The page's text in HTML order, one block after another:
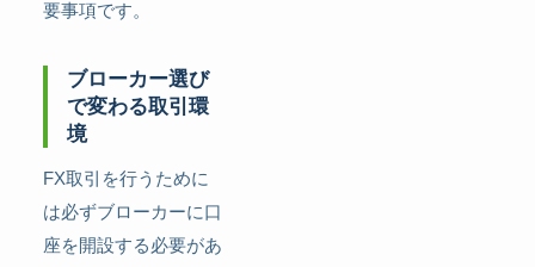
要事項です。
ブローカー選び
で変わる取引環
境
FX取引を行うために
は必ずブローカーに口
座を開設する必要があ